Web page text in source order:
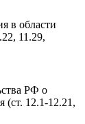
в области
11.29,
РФ о
(ст. 12.1-12.21,